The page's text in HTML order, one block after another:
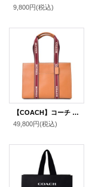
9,800円(税込)
【COACH】コーチ ぺブルレザー スミス ラージ トート ロゴ ショルダーバッグ ペニーマルチ（日本未発売）
49,800円(税込)